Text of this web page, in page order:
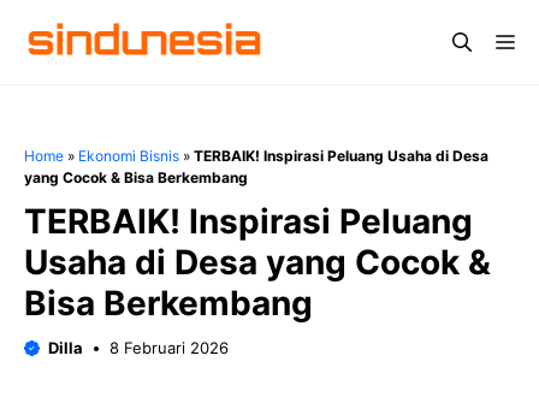
Home » Ekonomi Bisnis » TERBAIK! Inspirasi Peluang Usaha di Desa
yang Cocok & Bisa Berkembang
TERBAIK! Inspirasi Peluang
Usaha di Desa yang Cocok &
Bisa Berkembang
Dilla 8 Februari 2026